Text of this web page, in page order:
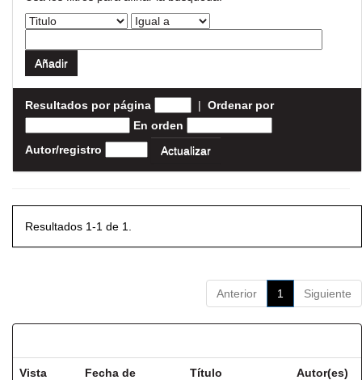
Resultados por página | Ordenar por
En orden
Autor/registro
Resultados 1-1 de 1.
Anterior 1 Siguiente
Vista
Fecha de
Título Autor(es)